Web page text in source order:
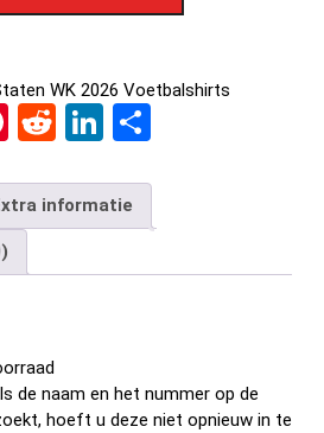
WK 2026 Voetbalshirts
Pi
er
es
t
R
d
di
t
Li
ke
dI
n
e
n
informatie
de naam en het nummer op de
hoeft u deze niet opnieuw in te